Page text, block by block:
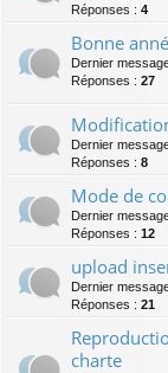
Réponses : 4
Bonne
Dernier
Réponses : 27
Dernier
Réponses : 8
Mode de
Dernier
Réponses : 12
upload
Dernier
Réponses : 21
charte